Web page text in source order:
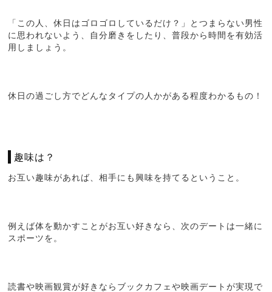
「この人、休日はゴロゴロしているだけ？」とつまらない男性
に思われないよう、自分磨きをしたり、普段から時間を有効活
用しましょう。
休日の過ごし方でどんなタイプの人かがある程度わかるもの！
趣味は？
お互い趣味があれば、相手にも興味を持てるということ。
例えば体を動かすことがお互い好きなら、次のデートは一緒に
スポーツを。
読書や映画観賞が好きならブックカフェや映画デートが実現で